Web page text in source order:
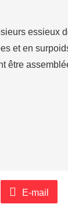
essieux
et en
être
E-mail